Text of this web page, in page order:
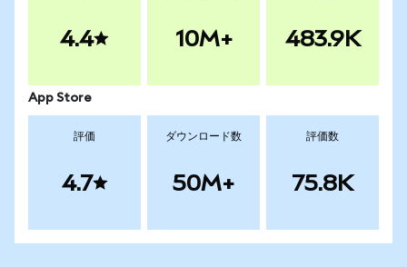
4.4 10M+ 483.9K
App Store
評価
4.7
ダウンロード数
50M+
評価数
75.8K